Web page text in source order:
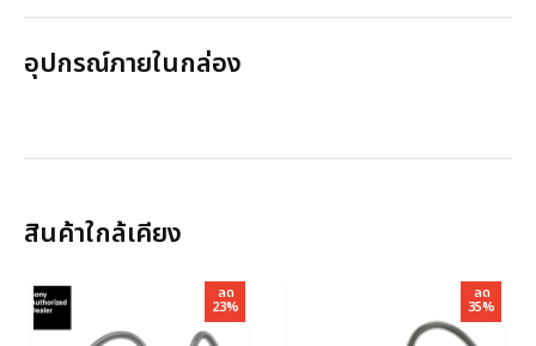
อุปกรณ์ภายในกล่อง
สินค้าใกล้เคียง
ลด
23%
ลด
35%